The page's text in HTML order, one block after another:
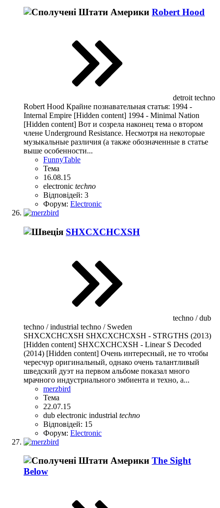
Robert Hood
detroit techno
Robert Hood Крайне познавательная статья: 1994 -
Internal Empire [Hidden content] 1994 - Minimal Nation
[Hidden content] Вот и созрела наконец тема о втором
члене Underground Resistance. Несмотря на некоторые
музыкальные различия (а также обозначенные в статье
выше особенности...
FunnyTable
Тема
16.08.15
electronic techno
Відповідей: 3
Форум: Electronic
SHXCXCHCXSH
techno / dub
techno / industrial techno / Sweden
SHXCXCHCXSH SHXCXCHCXSH - STRGTHS (2013)
[Hidden content] SHXCXCHCXSH - Linear S Decoded
(2014) [Hidden content] Очень интересный, не то чтобы
чересчур оригинальный, однако очень талантливый
шведский дуэт на первом альбоме показал много
мрачного индустриального эмбиента и техно, а...
merzbird
Тема
22.07.15
dub electronic industrial techno
Відповідей: 15
Форум: Electronic
The Sight
Below